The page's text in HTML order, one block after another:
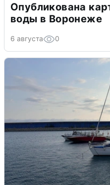
Опубликована
воды в Воронеже
6 августа 0